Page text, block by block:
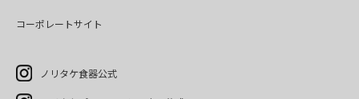
コーポレートサイト
ノリタケ食器公式